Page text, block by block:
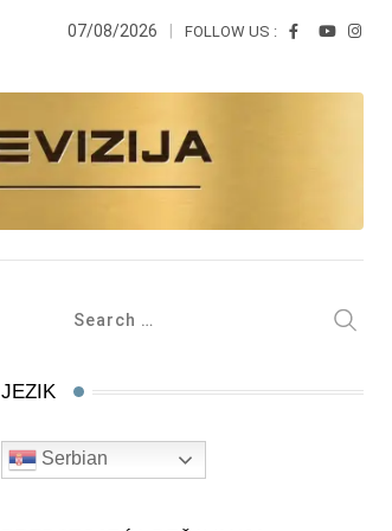
07/08/2026 FOLLOW US :
JEZIK
Serbian